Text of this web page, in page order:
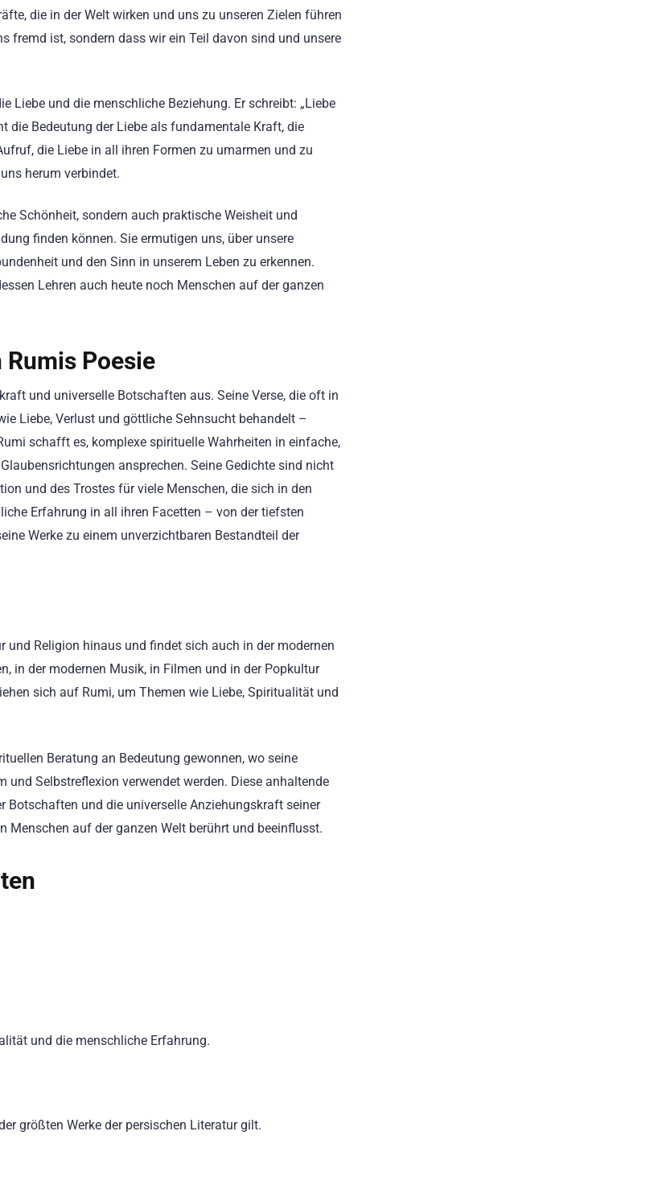
die in der Welt wirken und uns zu unseren Zielen führen
fremd ist, sondern dass wir ein Teil davon sind und unsere
Liebe und die menschliche Beziehung. Er schreibt: „Liebe
die Bedeutung der Liebe als fundamentale Kraft, die
die Liebe in all ihren Formen zu umarmen und zu
herum verbindet.
Schönheit, sondern auch praktische Weisheit und
finden können. Sie ermutigen uns, über unsere
und den Sinn in unserem Leben zu erkennen.
Lehren auch heute noch Menschen auf der ganzen
Poesie
und universelle Botschaften aus. Seine Verse, die oft in
Liebe, Verlust und göttliche Sehnsucht behandelt –
schafft es, komplexe spirituelle Wahrheiten in einfache,
ansprechen. Seine Gedichte sind nicht
und des Trostes für viele Menschen, die sich in den
Erfahrung in all ihren Facetten – von der tiefsten
Werke zu einem unverzichtbaren Bestandteil der
und Religion hinaus und findet sich auch in der modernen
in der modernen Musik, in Filmen und in der Popkultur
sich auf Rumi, um Themen wie Liebe, Spiritualität und
Beratung an Bedeutung gewonnen, wo seine
und Selbstreflexion verwendet werden. Diese anhaltende
Botschaften und die universelle Anziehungskraft seiner
Menschen auf der ganzen Welt berührt und beeinflusst.
und die menschliche Erfahrung.
größten Werke der persischen Literatur gilt.